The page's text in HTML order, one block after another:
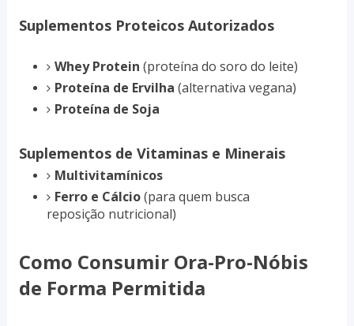
Suplementos Proteicos Autorizados
Whey Protein (proteína do soro do leite)
Proteína de Ervilha (alternativa vegana)
Proteína de Soja
Suplementos de Vitaminas e Minerais
Multivitamínicos
Ferro e Cálcio(para quem busca
reposição nutricional)
Como Consumir Ora-Pro-Nóbis
de Forma Permitida